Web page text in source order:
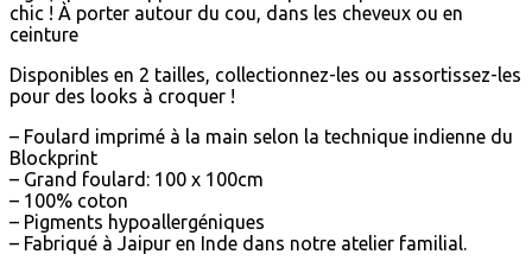
chic ! À porter autour du cou, dans les cheveux ou en
ceinture
Disponibles en 2 tailles, collectionnez-les ou assortissez-les
pour des looks à croquer !
– Foulard imprimé à la main selon la technique indienne du
Blockprint
– Grand foulard: 100 x 100cm
– 100% coton
– Pigments hypoallergéniques
– Fabriqué à Jaipur en Inde dans notre atelier familial.